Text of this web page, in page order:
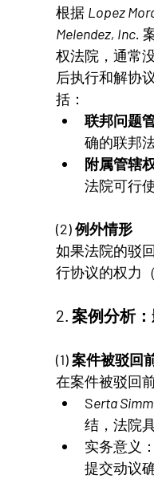
根据 Lopez
Melendez, Inc.
权法院，通常
后执行和解协
括：
联邦问题
确的联邦
附属管辖
法院可行
(2) 例外情形
如果法院的驳
行协议的权力（
2. 案例分析
(1) 案件被驳回
在案件被驳回
Serta
结，法院
实务意义
提交动议